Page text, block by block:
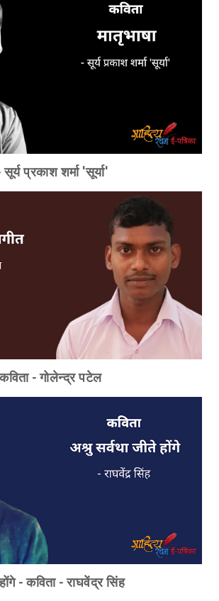
प्रकाश शर्मा 'सूर्या'
- गोलेन्द्र पटेल
- कविता - राघवेंद्र सिंह